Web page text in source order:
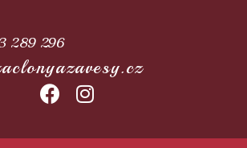
289 296